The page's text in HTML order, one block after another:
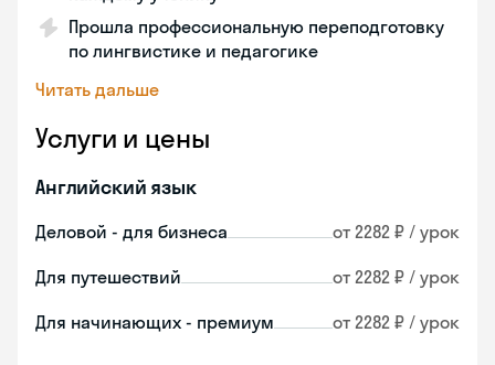
Прошла профессиональную переподготовку
по лингвистике и педагогике
Читать дальше
Услуги и цены
Английский язык
Деловой - для бизнеса от 2282 ₽ / урок
Для путешествий от 2282 ₽ / урок
Для начинающих - премиум от 2282 ₽ / урок